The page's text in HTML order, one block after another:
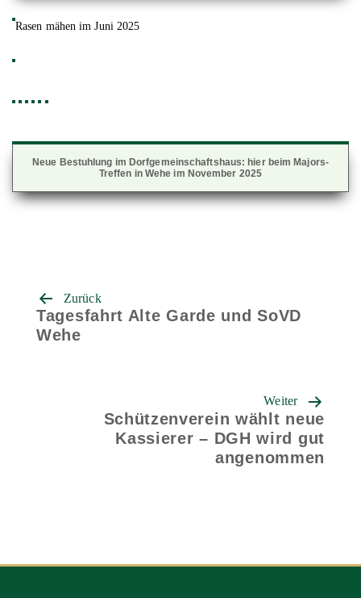
Rasen mähen im Juni 2025
Neue Bestuhlung im Dorfgemeinschaftshaus: hier beim Majors-
Treffen in Wehe im November 2025
Beitrags-
Navigation
Zurück
Tagesfahrt Alte Garde und SoVD
Wehe
Weiter
Schützenverein wählt neue
Kassierer – DGH wird gut
angenommen